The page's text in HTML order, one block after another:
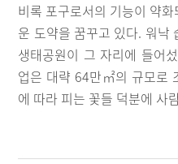
비록 포구로서의 기능이 약
운 도약을 꿈꾸고 있다. 워낙
생태공원이 그 자리에 들어
업은 대략 64만㎡의 규모로
에 따라 피는 꽃들 덕분에 사